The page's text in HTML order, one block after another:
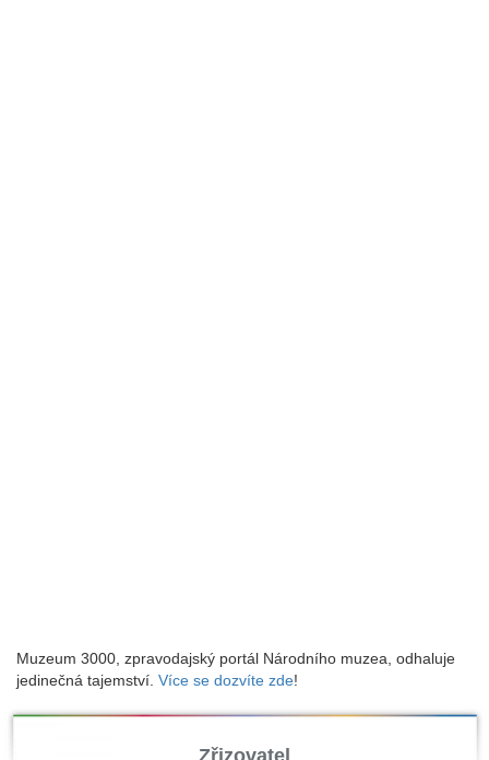
Muzeum 3000, zpravodajský portál Národního muzea, odhaluje
jedinečná tajemství. Více se dozvíte zde!